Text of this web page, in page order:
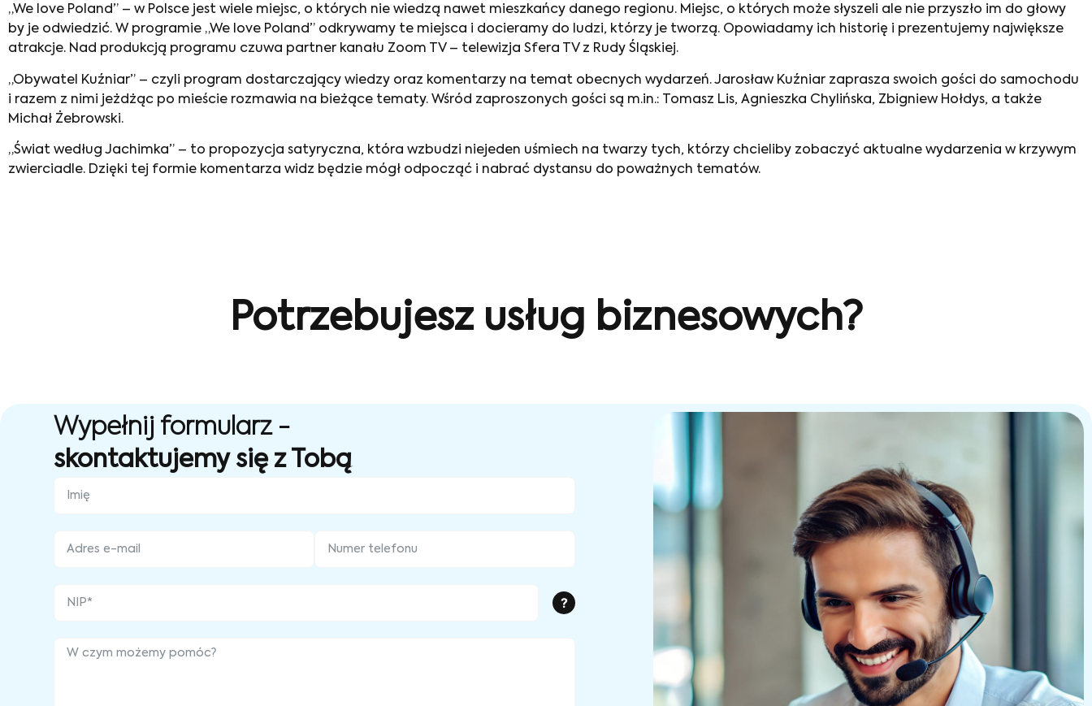
„We love Poland” – w Polsce jest wiele miejsc, o których nie wiedzą nawet mieszkańcy danego regionu. Miejsc, o których może słyszeli ale nie przyszło im do głowy
by je odwiedzić. W programie „We love Poland” odkrywamy te miejsca i docieramy do ludzi, którzy je tworzą. Opowiadamy ich historię i prezentujemy największe
atrakcje. Nad produkcją programu czuwa partner kanału Zoom TV – telewizja Sfera TV z Rudy Śląskiej.
„Obywatel Kuźniar” – czyli program dostarczający wiedzy oraz komentarzy na temat obecnych wydarzeń. Jarosław Kuźniar zaprasza swoich gości do samochodu
i razem z nimi jeżdżąc po mieście rozmawia na bieżące tematy. Wśród zaproszonych gości są m.in.: Tomasz Lis, Agnieszka Chylińska, Zbigniew Hołdys, a także
Michał Żebrowski.
„Świat według Jachimka” – to propozycja satyryczna, która wzbudzi niejeden uśmiech na twarzy tych, którzy chcieliby zobaczyć aktualne wydarzenia w krzywym
zwierciadle. Dzięki tej formie komentarza widz będzie mógł odpocząć i nabrać dystansu do poważnych tematów.
Potrzebujesz usług biznesowych?
Wypełnij formularz -
skontaktujemy się z Tobą
?